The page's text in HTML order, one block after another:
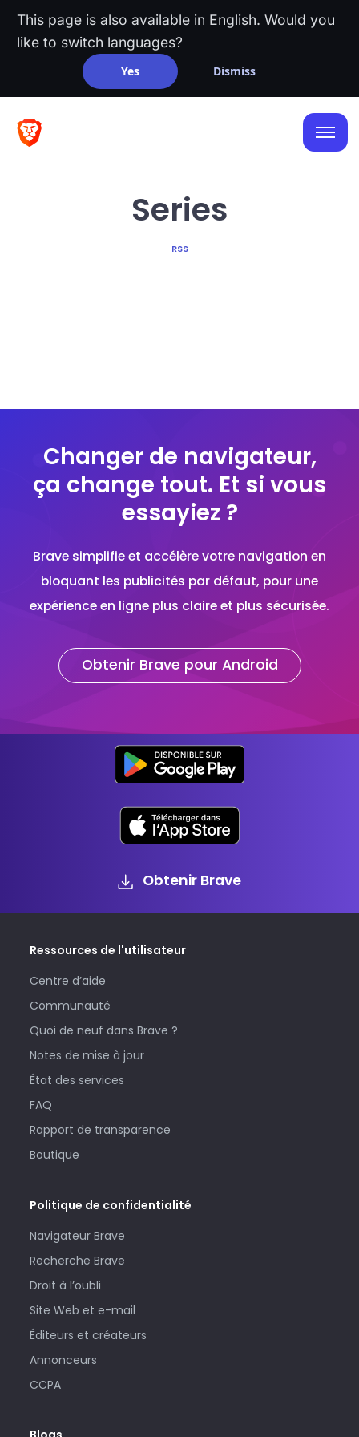
This page is also available in English. Would you
like to switch languages?
Yes Dismiss
Series
RSS
Changer de navigateur,
ça change tout. Et si vous
essayiez ?
Brave simplifie et accélère votre navigation en
bloquant les publicités par défaut, pour une
expérience en ligne plus claire et plus sécurisée.
Obtenir Brave pour Android
Obtenir Brave
Ressources de l'utilisateur
Centre d’aide
Communauté
Quoi de neuf dans Brave ?
Notes de mise à jour
État des services
FAQ
Rapport de transparence
Boutique
Politique de confidentialité
Navigateur Brave
Recherche Brave
Droit à l’oubli
Site Web et e-mail
Éditeurs et créateurs
Annonceurs
CCPA